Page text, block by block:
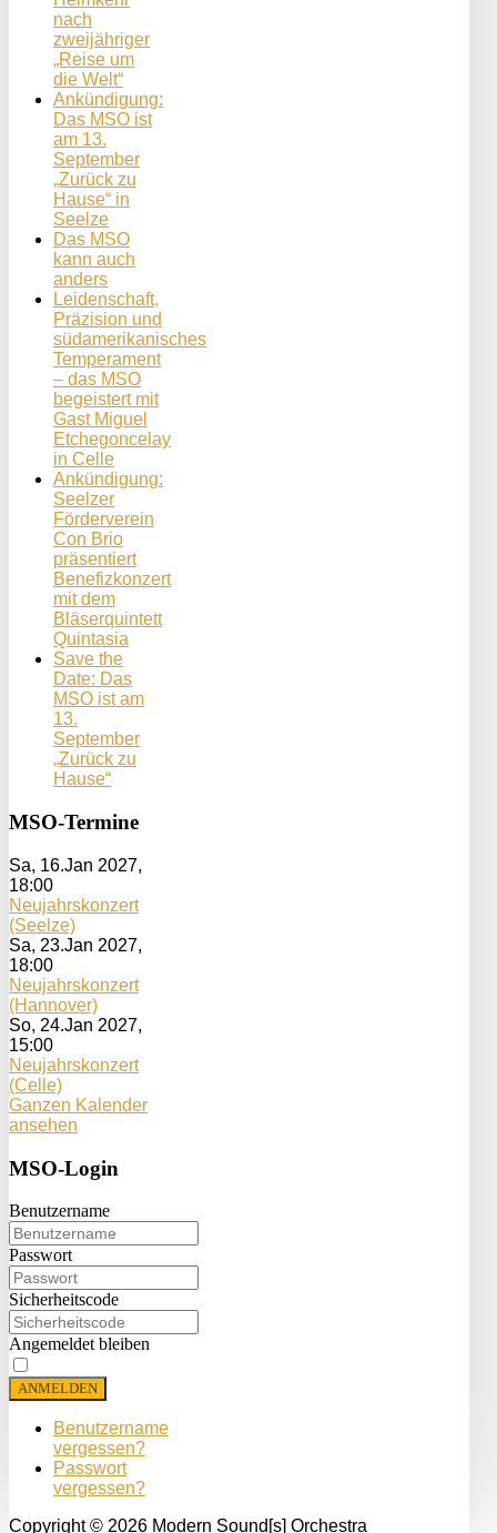
nach
zweijähriger
„Reise um
die Welt“
Ankündigung:
Das MSO ist
am 13.
September
„Zurück zu
Hause“ in
Seelze
Das MSO
kann auch
anders
Leidenschaft,
Präzision und
südamerikanisches
Temperament
– das MSO
begeistert mit
Gast Miguel
Etchegoncelay
in Celle
Ankündigung:
Seelzer
Förderverein
Con Brio
präsentiert
Benefizkonzert
mit dem
Bläserquintett
Quintasia
Save the
Date: Das
MSO ist am
13.
September
„Zurück zu
Hause“
MSO-Termine
Sa, 16.Jan 2027,
18:00
Neujahrskonzert
(Seelze)
Sa, 23.Jan 2027,
18:00
Neujahrskonzert
(Hannover)
So, 24.Jan 2027,
15:00
Neujahrskonzert
(Celle)
Ganzen Kalender
ansehen
MSO-Login
Benutzername
Passwort
Sicherheitscode
Angemeldet bleiben
ANMELDEN
Benutzername
vergessen?
Passwort
vergessen?
Copyright © 2026 Modern Sound[s] Orchestra